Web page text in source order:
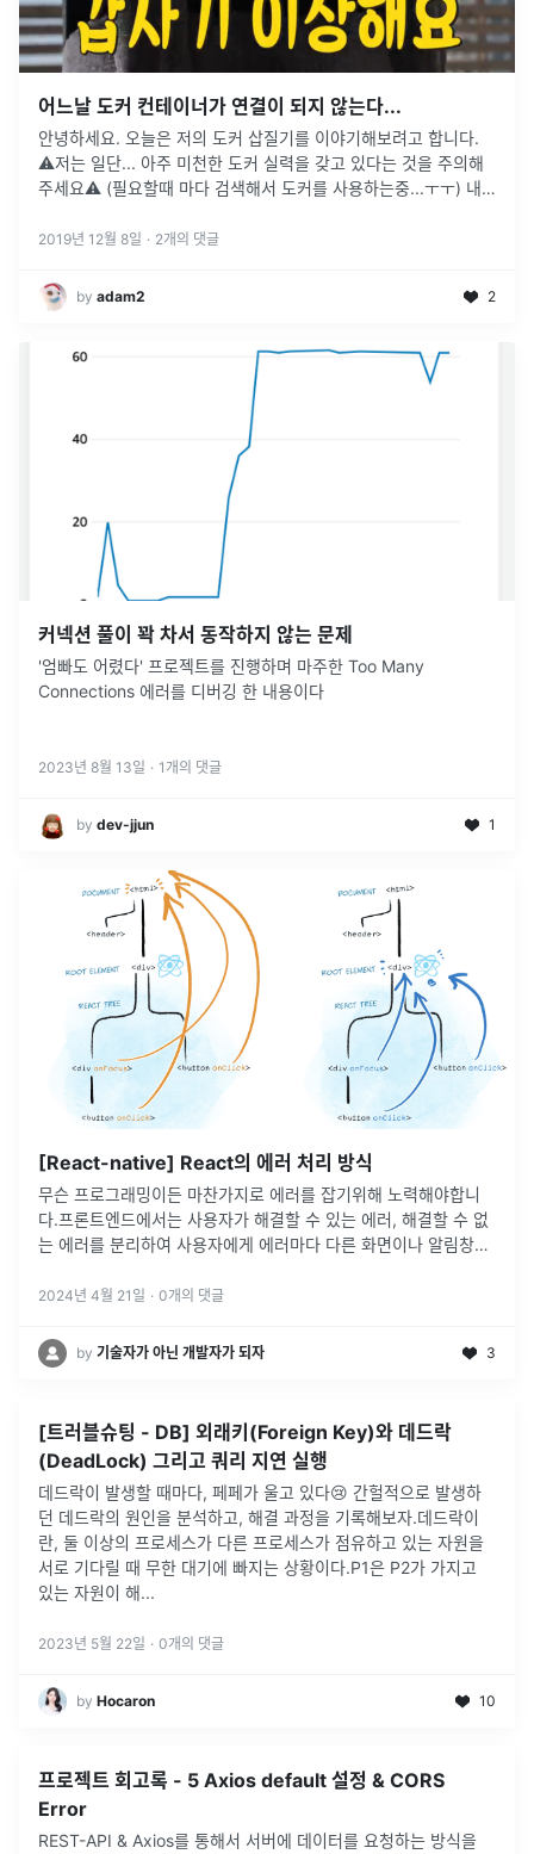
어느날 도커 컨테이너가 연결이 되지 않는다...
안녕하세요. 오늘은 저의 도커 삽질기를 이야기해보려고 합니다.
⚠저는 일단... 아주 미천한 도커 실력을 갖고 있다는 것을 주의해
주세요⚠ (필요할때 마다 검색해서 도커를 사용하는중...ㅜㅜ) 내
잘 사용하고 있었다!!!! 그렇게 평화로운 시절을 보내던 와중, 컨테
2019년 12월 8일 · 2개의 댓글
by adam2 2
커넥션 풀이 꽉 차서 동작하지 않는 문제
'엄빠도 어렸다' 프로젝트를 진행하며 마주한 Too Many
Connections 에러를 디버깅 한 내용이다
2023년 8월 13일 · 1 개의 댓글
by dev-jjun 1
[React-native] React의 에러 처리 방식
무슨 프로그래밍이든 마찬가지로 에러를 잡기위해 노력해야합니
다.프론트엔드에서는 사용자가 해결할 수 있는 에러, 해결할 수 없
는 에러를 분리하여 사용자에게 에러마다 다른 화면이나 알림창을
자는 문제를 빠르게 이해...
2024년 4월 21일 · 0개의 댓글
by 기술자가 아닌 개발자가 되자 3
[트러블슈팅 - DB] 외래키(Foreign Key)와 데드락
(DeadLock) 그리고 쿼리 지연 실행
데드락이 발생할 때마다, 페페가 울고 있다😢 간헐적으로 발생하
던 데드락의 원인을 분석하고, 해결 과정을 기록해보자.데드락이
란, 둘 이상의 프로세스가 다른 프로세스가 점유하고 있는 자원을
서로 기다릴 때 무한 대기에 빠지는 상황이다.P1은 P2가 가지고
있는 자원이 해...
2023년 5월 22일 · 0개의 댓글
by Hocaron 10
프로젝트 회고록 - 5 Axios default 설정 & CORS
Error
REST-API & Axios를 통해서 서버에 데이터를 요청하는 방식을